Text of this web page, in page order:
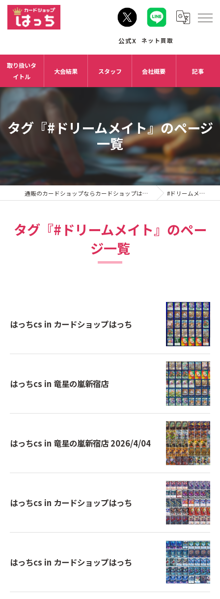
取り扱いタ
イトル
大会結果 スタッフ 会社概要 記事
タグ『#ドリームメイト』のページ
一覧
通販のカードショップならカードショップはっち #ドリームメイト
タグ『#ドリームメイト』のペー
ジ一覧
はっちcs in カードショップはっち
はっちcs in 竜星の嵐新宿店
はっちcs in 竜星の嵐新宿店 2026/4/04
はっちcs in カードショップはっち
はっちcs in カードショップはっち